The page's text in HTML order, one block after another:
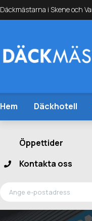
Däckmästarna i Skene och
Hem Däckhotell
Öppettider
Kontakta oss